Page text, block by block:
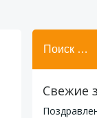
Найти:
Свежие